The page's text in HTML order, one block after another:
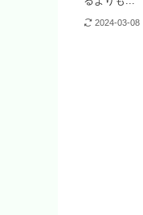
2024-03-08